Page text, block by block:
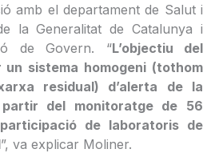
amb el departament de Salut i
la Generalitat de Catalunya i
de Govern. “L’objectiu del
sistema homogeni (tothom
residual) d’alerta de la
del monitoratge de 56
de laboratoris de
”, va explicar Moliner.